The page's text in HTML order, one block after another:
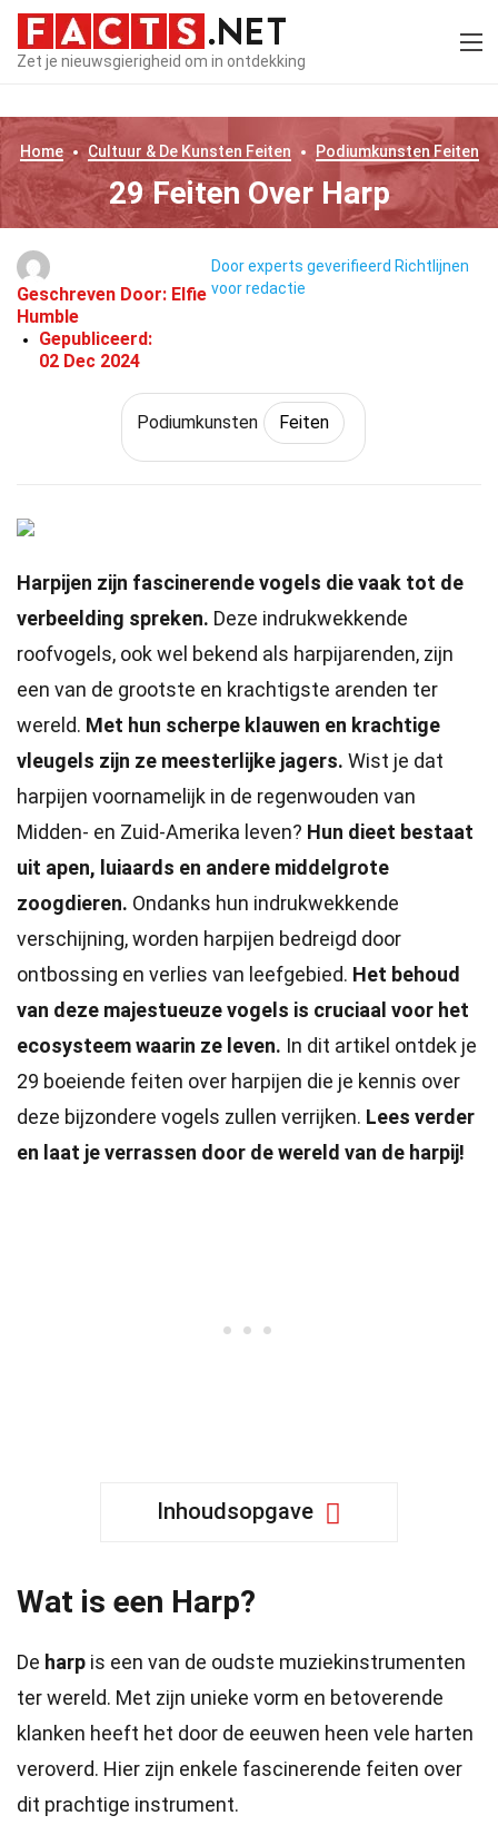
Zet je nieuwsgierigheid om in ontdekking
Home Cultuur & De Kunsten Feiten PodiumkunstenFeiten
29 Feiten Over Harp
Geschreven Door: Elfie
Humble
Gepubliceerd:
02 Dec 2024
Door experts geverifieerd Richtlijnen
voor redactie
Podiumkunsten Feiten
Harpijen zijn fascinerende vogels die vaak tot de
verbeelding spreken. Deze indrukwekkende
roofvogels, ook wel bekend als harpijarenden, zijn
een van de grootste en krachtigste arenden ter
wereld. Met hun scherpe klauwen en krachtige
vleugels zijn ze meesterlijke jagers. Wist je dat
harpijen voornamelijk in de regenwouden van
Midden- en Zuid-Amerika leven? Hun dieet bestaat
uit apen, luiaards en andere middelgrote
zoogdieren. Ondanks hun indrukwekkende
verschijning, worden harpijen bedreigd door
ontbossing en verlies van leefgebied. Het behoud
van deze majestueuze vogels is cruciaal voor het
ecosysteem waarin ze leven. In dit artikel ontdek je
29 boeiende feiten over harpijen die je kennis over
deze bijzondere vogels zullen verrijken. Lees verder
en laat je verrassen door de wereld van de harpij!
Inhoudsopgave
Wat is een Harp?
De harp is een van de oudste muziekinstrumenten
ter wereld. Met zijn unieke vorm en betoverende
klanken heeft het door de eeuwen heen vele harten
veroverd. Hier zijn enkele fascinerende feiten over
dit prachtige instrument.